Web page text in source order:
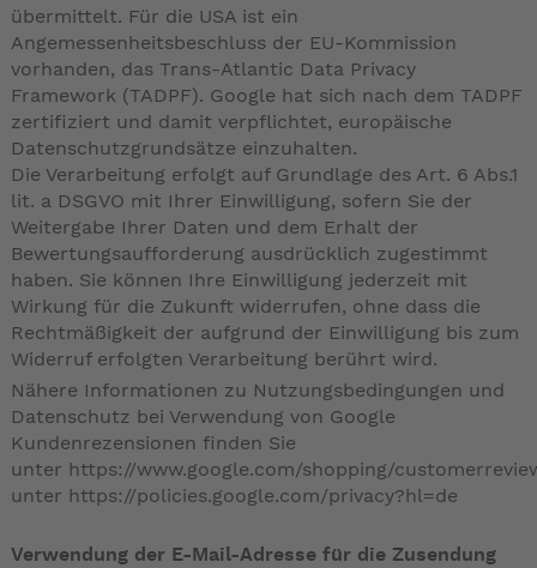
übermittelt. Für die USA ist ein
Angemessenheitsbeschluss der EU-Kommission
vorhanden, das Trans-Atlantic Data Privacy
Framework (TADPF). Google hat sich nach dem TADPF
zertifiziert und damit verpflichtet, europäische
Datenschutzgrundsätze einzuhalten.
Die Verarbeitung erfolgt auf Grundlage des Art. 6 Abs.1
lit. a DSGVO mit Ihrer Einwilligung, sofern Sie der
Weitergabe Ihrer Daten und dem Erhalt der
Bewertungsaufforderung ausdrücklich zugestimmt
haben. Sie können Ihre Einwilligung jederzeit mit
Wirkung für die Zukunft widerrufen, ohne dass die
Rechtmäßigkeit der aufgrund der Einwilligung bis zum
Widerruf erfolgten Verarbeitung berührt wird.
Nähere Informationen zu Nutzungsbedingungen und
Datenschutz bei Verwendung von Google
Kundenrezensionen finden Sie
unter https://www.google.com/shopping/
unter https://policies.google.com/privacy?hl=de
Verwendung der E-Mail-Adresse für die Zusendung